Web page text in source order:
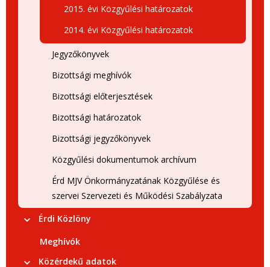
2015. évi Közgyűlési határozatok
2014. évi Közgyűlési határozatok
Jegyzőkönyvek
Bizottsági meghívók
Bizottsági előterjesztések
Bizottsági határozatok
Bizottsági jegyzőkönyvek
Közgyűlési dokumentumok archívum
Érd MJV Önkormányzatának Közgyűlése és
szervei Szervezeti és Működési Szabályzata
Érdi Közlöny
Meghívók
Közérdekű adatok